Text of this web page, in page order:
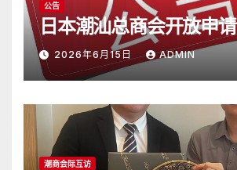
公告
日本潮汕总商会开放申请
2026年6月15日 ADMIN
潮商会际互访